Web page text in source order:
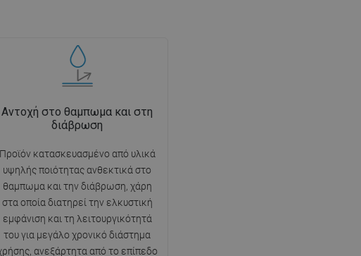
Αντοχή στο θαμπωμα και στη
διάβρωση
Προϊόν κατασκευασμένο από υλικά
υψηλής ποιότητας ανθεκτικά στο
θαμπωμα και την διάβρωση, χάρη
στα οποία διατηρεί την ελκυστική
εμφάνιση και τη λειτουργικότητά
του για μεγάλο χρονικό διάστημα
ανεξάρτητα από το επίπεδο